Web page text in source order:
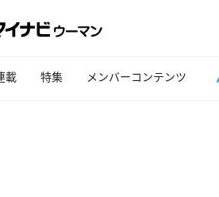
載 特集 メンバーコンテンツ